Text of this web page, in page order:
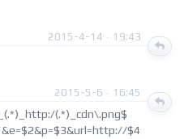
2015-4-14 · 19:43
2015-5-6 · 16:45
(.*)_cdn\.png$
$4